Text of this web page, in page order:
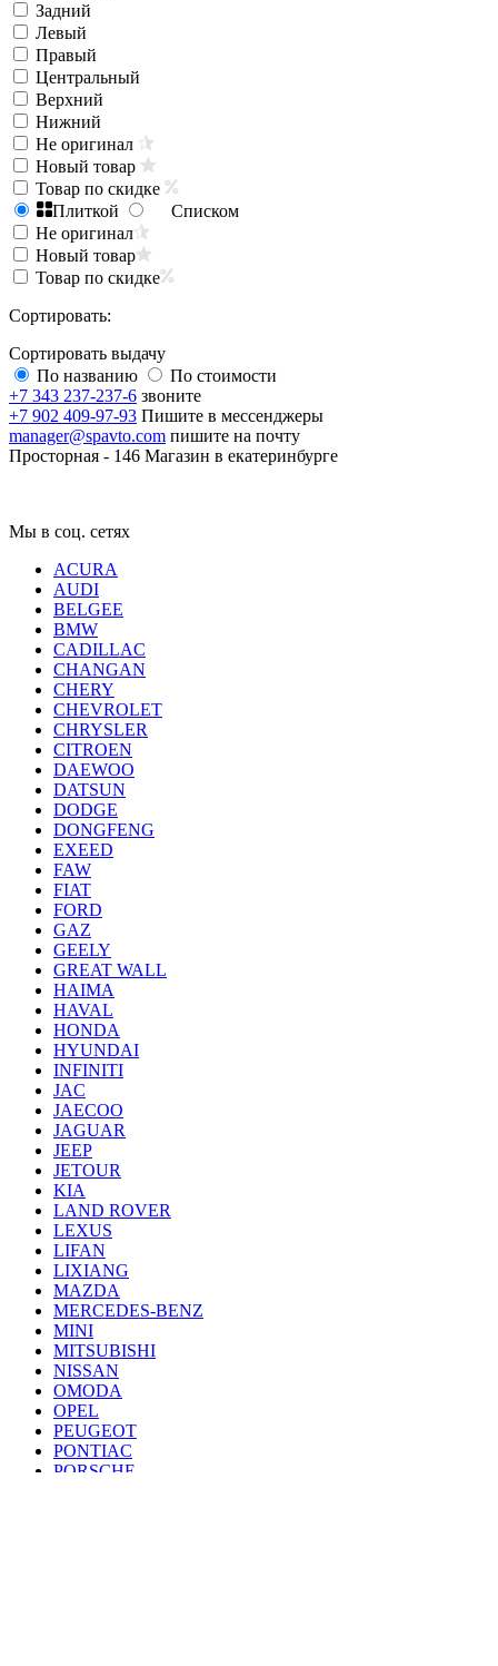
Задний
Левый
Правый
Центральный
Верхний
Нижний
Не оригинал
Новый товар
Товар по скидке
Плиткой
Списком
Не оригинал
Новый товар
Товар по скидке
Сортировать:
Сортировать выдачу
По названию
По стоимости
+7 343 237-237-6 звоните
+7 902 409-97-93 Пишите в мессенджеры
manager@spavto.com пишите на почту
Просторная - 146 Магазин в екатеринбурге
Мы в соц. сетях
ACURA
AUDI
BELGEE
BMW
CADILLAC
CHANGAN
CHERY
CHEVROLET
CHRYSLER
CITROEN
DAEWOO
DATSUN
DODGE
DONGFENG
EXEED
FAW
FIAT
FORD
GAZ
GEELY
GREAT WALL
HAIMA
HAVAL
HONDA
HYUNDAI
INFINITI
JAC
JAECOO
JAGUAR
JEEP
JETOUR
KIA
LAND ROVER
LEXUS
LIFAN
LIXIANG
MAZDA
MERCEDES-BENZ
MINI
MITSUBISHI
NISSAN
OMODA
OPEL
PEUGEOT
PONTIAC
PORSCHE